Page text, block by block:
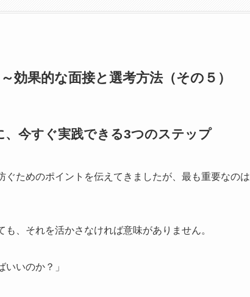
効果的な面接と選考方法（その５）
今すぐ実践できる3つのステップ
ぐためのポイントを伝えてきましたが、最も重要なのは
、それを活かさなければ意味がありません。
いいのか？」